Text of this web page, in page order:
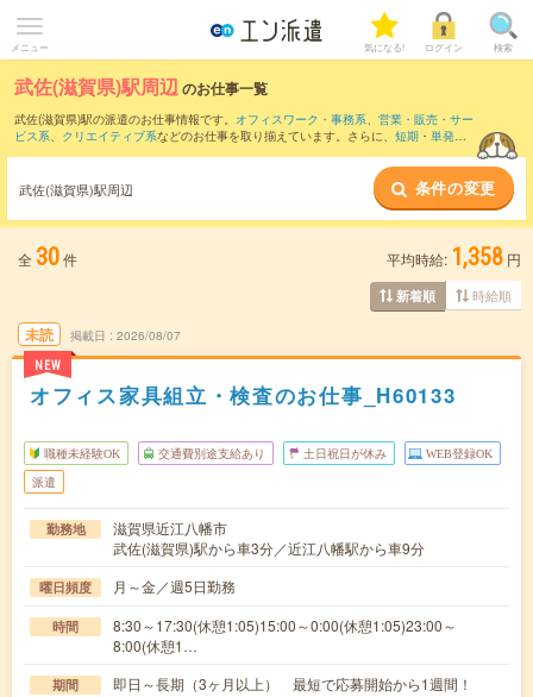
メニュー 気になる! ログイン 検索
武佐(滋賀県)駅周辺のお仕事一覧
武佐(滋賀県)駅の派遣のお仕事情報です。 オフィスワーク・事務系、 営業・販売・サー
ビス系、 クリエイティブ系などのお仕事を取り揃えています。さらに、 短期 ・ 単発な
また、野洲駅・三雲駅
など近隣駅のお仕事も
ご確認いただけます。
武佐(滋賀県)駅周辺 条件の変更
全 30件 平均時給: 1,358 円
新着順 時給順
未読
NEW
掲載日 2026/08/07
オフィス家具組立・検査のお仕事_H60133
職種未経験OK 交通費別途支給あり 土日祝日が休み WEB登録OK
派遣
勤務地
滋賀県近江八幡市
武佐(滋賀県)駅から車3分／近江八幡駅から車9分
曜日頻度 月～金／週5日勤務
時間
8:30～17:30(休憩1:05)15:00～0:00(休憩1:05)23:00～
8:00(休憩1…
期間 即日～長期（3ヶ月以上） 最短で応募開始から1週間！